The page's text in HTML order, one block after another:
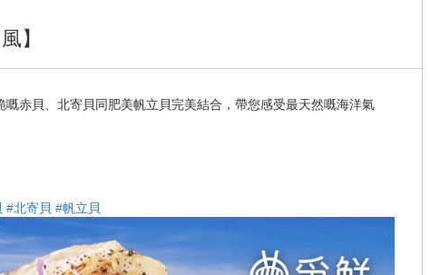
】
赤貝、北寄貝同肥美帆立貝完美結合，帶您感受最天然嘅海洋氣
#北寄貝 #帆立貝